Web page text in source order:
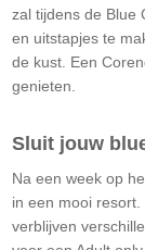
zal tijdens de Blue
en uitstapjes te
de kust. Een
genieten.
Sluit jouw
Na een week op
in een mooi
verblijven